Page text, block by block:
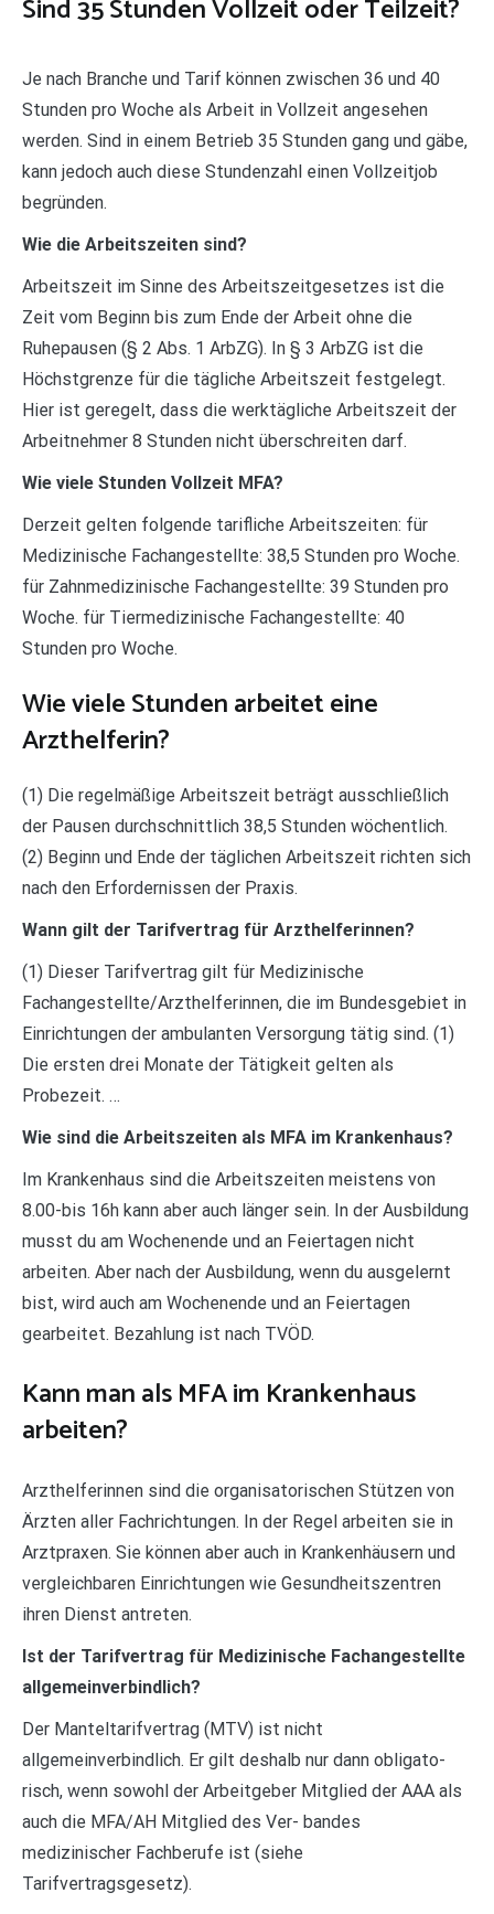
Sind 35 Stunden Vollzeit oder Teilzeit?
Je nach Branche und Tarif können zwischen 36 und 40
Stunden pro Woche als Arbeit in Vollzeit angesehen
werden. Sind in einem Betrieb 35 Stunden gang und gäbe,
kann jedoch auch diese Stundenzahl einen Vollzeitjob
begründen.
Wie die Arbeitszeiten sind?
Arbeitszeit im Sinne des Arbeitszeitgesetzes ist die
Zeit vom Beginn bis zum Ende der Arbeit ohne die
Ruhepausen (§ 2 Abs. 1 ArbZG). In § 3 ArbZG ist die
Höchstgrenze für die tägliche Arbeitszeit festgelegt.
Hier ist geregelt, dass die werktägliche Arbeitszeit der
Arbeitnehmer 8 Stunden nicht überschreiten darf.
Wie viele Stunden Vollzeit MFA?
Derzeit gelten folgende tarifliche Arbeitszeiten: für
Medizinische Fachangestellte: 38,5 Stunden pro Woche.
für Zahnmedizinische Fachangestellte: 39 Stunden pro
Woche. für Tiermedizinische Fachangestellte: 40
Stunden pro Woche.
Wie viele Stunden arbeitet eine
Arzthelferin?
(1) Die regelmäßige Arbeitszeit beträgt ausschließlich
der Pausen durchschnittlich 38,5 Stunden wöchentlich.
(2) Beginn und Ende der täglichen Arbeitszeit richten sich
nach den Erfordernissen der Praxis.
Wann gilt der Tarifvertrag für Arzthelferinnen?
(1) Dieser Tarifvertrag gilt für Medizinische
Fachangestellte/Arzthelferinnen, die im Bundesgebiet in
Einrichtungen der ambulanten Versorgung tätig sind. (1)
Die ersten drei Monate der Tätigkeit gelten als
Probezeit. …
Wie sind die Arbeitszeiten als MFA im Krankenhaus?
Im Krankenhaus sind die Arbeitszeiten meistens von
8.00-bis 16h kann aber auch länger sein. In der Ausbildung
musst du am Wochenende und an Feiertagen nicht
arbeiten. Aber nach der Ausbildung, wenn du ausgelernt
bist, wird auch am Wochenende und an Feiertagen
gearbeitet. Bezahlung ist nach TVÖD.
Kann man als MFA im Krankenhaus
arbeiten?
Arzthelferinnen sind die organisatorischen Stützen von
Ärzten aller Fachrichtungen. In der Regel arbeiten sie in
Arztpraxen. Sie können aber auch in Krankenhäusern und
vergleichbaren Einrichtungen wie Gesundheitszentren
ihren Dienst antreten.
Ist der Tarifvertrag für Medizinische Fachangestellte
allgemeinverbindlich?
Der Manteltarifvertrag (MTV) ist nicht
allgemeinverbindlich. Er gilt deshalb nur dann obligato-
risch, wenn sowohl der Arbeitgeber Mitglied der AAA als
auch die MFA/AH Mitglied des Ver- bandes
medizinischer Fachberufe ist (siehe
Tarifvertragsgesetz).